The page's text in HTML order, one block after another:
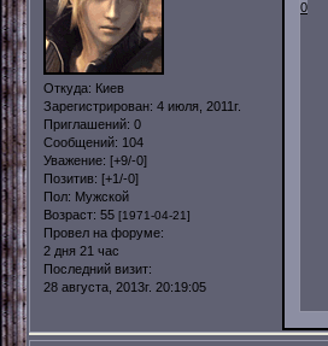
Откуда: Киев
Зарегистрирован: 4 июля, 2011г.
Приглашений: 0
Сообщений: 104
Уважение: [+9/-0]
Позитив: [+1/-0]
Пол: Мужской
Возраст: 55 [1971-04-21]
Провел на форуме:
2 дня 21 час
Последний визит:
28 августа, 2013г. 20:19:05
0